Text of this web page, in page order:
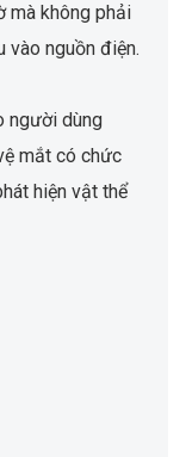
mà không phải
vào nguồn điện.
người dùng
mắt có chức
hiện vật thể